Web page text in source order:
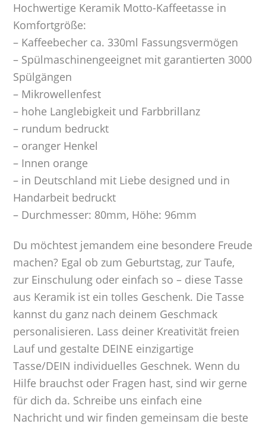
Hochwertige Keramik Motto-Kaffeetasse in
Komfortgröße:
– Kaffeebecher ca. 330ml Fassungsvermögen
– Spülmaschinengeeignet mit garantierten 3000
Spülgängen
– Mikrowellenfest
– hohe Langlebigkeit und Farbbrillanz
– rundum bedruckt
– oranger Henkel
– Innen orange
– in Deutschland mit Liebe designed und in
Handarbeit bedruckt
– Durchmesser: 80mm, Höhe: 96mm
Du möchtest jemandem eine besondere Freude
machen? Egal ob zum Geburtstag, zur Taufe,
zur Einschulung oder einfach so – diese Tasse
aus Keramik ist ein tolles Geschenk. Die Tasse
kannst du ganz nach deinem Geschmack
personalisieren. Lass deiner Kreativität freien
Lauf und gestalte DEINE einzigartige
Tasse/DEIN individuelles Geschnek. Wenn du
Hilfe brauchst oder Fragen hast, sind wir gerne
für dich da. Schreibe uns einfach eine
Nachricht und wir finden gemeinsam die beste